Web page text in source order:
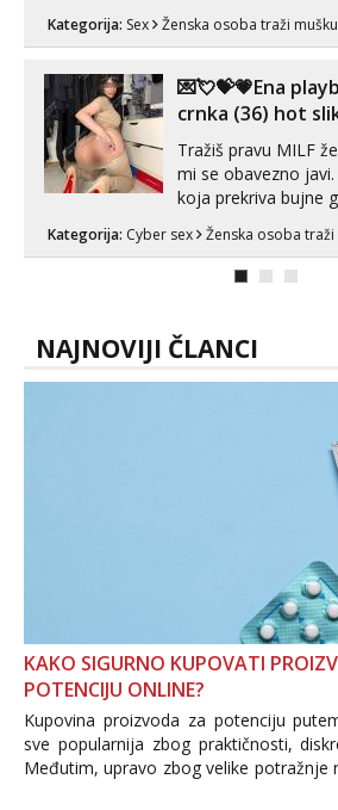
Pusenje i gutanje
tijelu Iskljucivo neradim analni !!! I
neljubim se Wha...
Kategorija: Sex Ženska osoba traži
💌💘💝💗Ena
crnka (36) hot
Tražiš pravu MILF
mi se obavezno
koja prekriva bujne
vidio, čista
bolje da ni ne
koje će ti se urezati
Kategorija: Cyber sex Ženska osoba
NAJNOVIJI ČLANCI
KAKO SIGURNO KUPOVATI
POTENCIJU ONLINE?
Kupovina proizvoda za potenciju
sve popularnija zbog praktičnosti,
Međutim, upravo zbog velike potražnje
i brojni krivotvoreni proizvodi,